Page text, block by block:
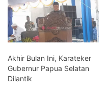
Akhir Bulan Ini, Karateker
Gubernur Papua Selatan
Dilantik